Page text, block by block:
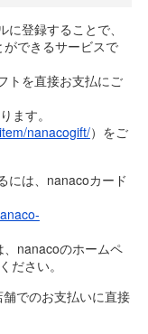
登録することで、
できるサービスで
トを直接お支払にご
ます。
nanacogift/）をご
には、nanacoカード
、nanacoのホームペ
ださい。
でのお支払いに直接